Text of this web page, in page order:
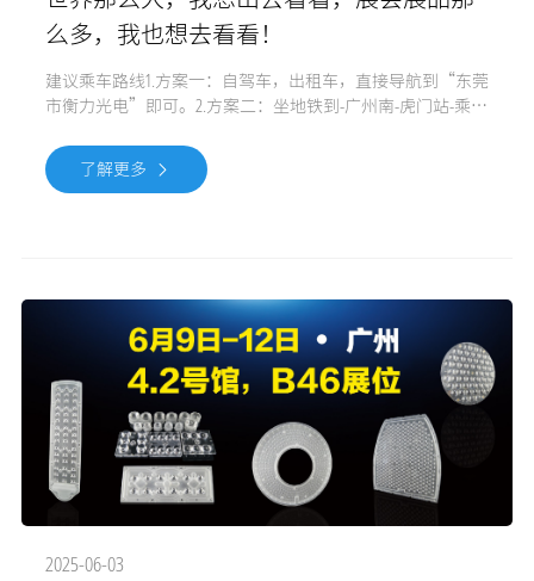
么多，我也想去看看！
建议乘车路线1.方案一：自驾车，出租车，直接导航到“东莞
市衡力光电”即可。2.方案二：坐地铁到-广州南-虎门站-乘车
谈！ 想要了解产品更多详细信息，请用微信扫描下方二维码
关注我司微信公众号。
了解更多
2025-06-03